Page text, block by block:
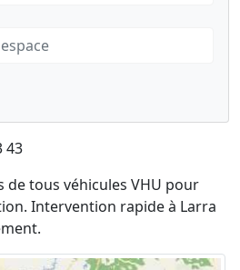
43
de tous véhicules VHU pour
Intervention rapide à Larra